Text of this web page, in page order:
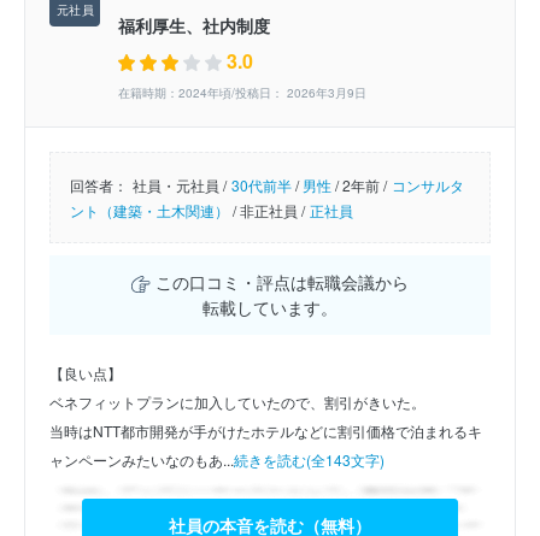
福利厚生、社内制度
3.0
在籍時期：2024年頃/投稿日： 2026年3月9日
回答者： 社員・元社員 / 30代前半/男性/2年前 / コンサルタ
ント（建築・土木関連） /非正社員 / 正社員
この口コミ・評点は転職会議から
転載しています。
【良い点】
ベネフィットプランに加入していたので、割引がきいた。
当時はNTT都市開発が手がけたホテルなどに割引価格で泊まれるキ
ャンペーンみたいなのもあ...続きを読む(全143文字)
社員の本音を読む（無料）